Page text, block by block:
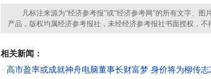
凡标注来源为“经济参考报”或“经济参考网”的所有文字、图
产品，版权均属经济参考报社，未经经济参考报社书面授权，不
相关新闻：
· 高市盈率或成就神舟电脑董事长财富梦 身价将为柳传志